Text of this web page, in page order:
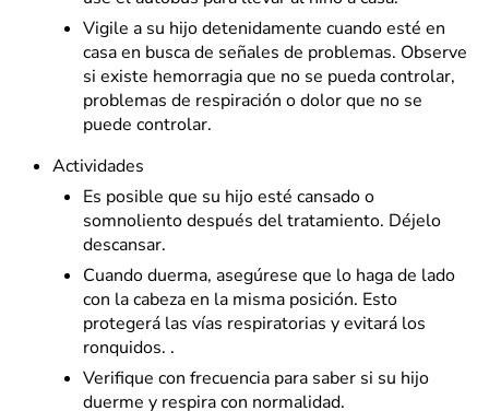
Vigile a su hijo detenidamente cuando esté en
casa en busca de señales de problemas. Observe
si existe hemorragia que no se pueda controlar,
problemas de respiración o dolor que no se
puede controlar.
Actividades
Es posible que su hijo esté cansado o
somnoliento después del tratamiento. Déjelo
descansar.
Cuando duerma, asegúrese que lo haga de lado
con la cabeza en la misma posición. Esto
protegerá las vías respiratorias y evitará los
ronquidos. .
Verifique con frecuencia para saber si su hijo
duerme y respira con normalidad.